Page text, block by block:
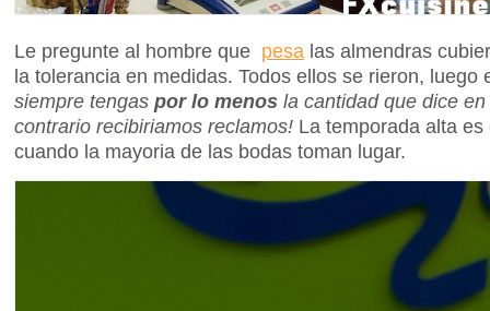
Le pregunte al hombre que pesa las almendras
la tolerancia en medidas. Todos ellos se rieron, luego
siempre tengas por lo menos la cantidad que dice
contrario recibiriamos reclamos! La temporada alta
cuando la mayoria de las bodas toman lugar.